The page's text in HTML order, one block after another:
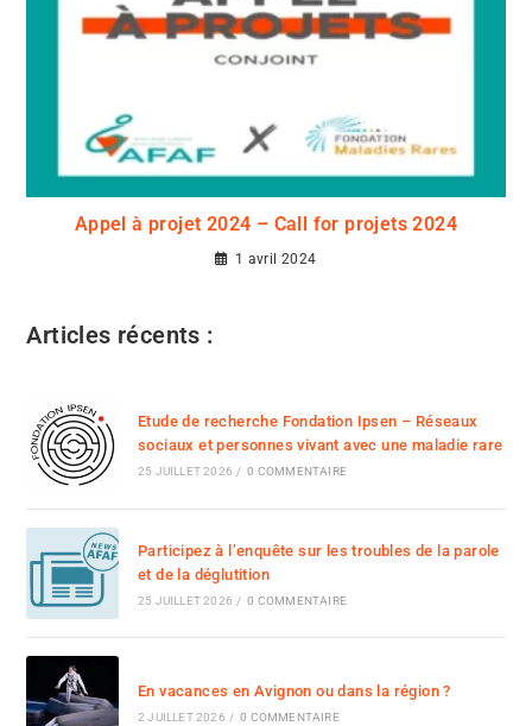
Appel à projet 2024 – Call for projets 2024
1 avril 2024
Articles récents :
Etude de recherche Fondation Ipsen – Réseaux
sociaux et personnes vivant avec une maladie rare
25 JUILLET 2026 / 0 COMMENTAIRE
Participez à l’enquête sur les troubles de la parole
et de la déglutition
25 JUILLET 2026 / 0 COMMENTAIRE
En vacances en Avignon ou dans la région ?
2 JUILLET 2026 / 0 COMMENTAIRE